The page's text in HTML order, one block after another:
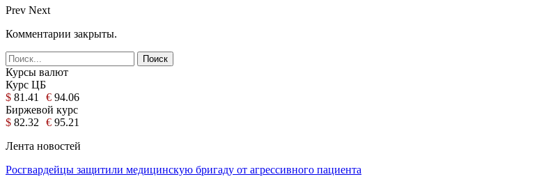
Prev Next
Комментарии закрыты.
Курсы валют
Курс ЦБ
$ 81.41 € 94.06
Биржевой курс
$ 82.32 € 95.21
Лента новостей
Росгвардейцы защитили медицинскую бригаду от агрессивного пациента